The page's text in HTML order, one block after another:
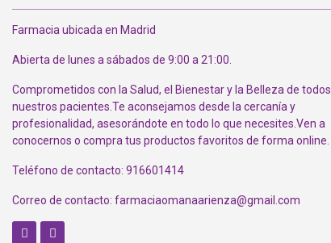
Farmacia ubicada en Madrid
Abierta de lunes a sábados de 9:00 a 21:00.
Comprometidos con la Salud, el Bienestar y la Belleza de todos
nuestros pacientes.Te aconsejamos desde la cercanía y
profesionalidad, asesorándote en todo lo que necesites.Ven a
conocernos o compra tus productos favoritos de forma online.
Teléfono de contacto: 916601414
Correo de contacto: farmaciaomanaarienza@gmail.com